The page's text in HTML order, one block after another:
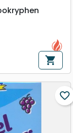
shopping_cart
favorite_border